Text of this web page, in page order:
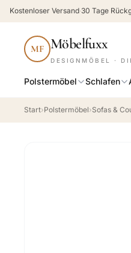
Kostenloser Versand·30 Tage
MF Möbelfuxx
DESIGNMÖBEL ·
Polstermöbel Schlafen
Start›Polstermöbel›Sofas &